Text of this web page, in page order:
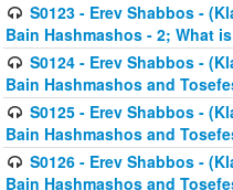
S0123 - Erev Shabbos -
Bain Hashmashos - 2; What
S0124 - Erev Shabbos -
Bain Hashmashos and
S0125 - Erev Shabbos -
Bain Hashmashos and
S0126 - Erev Shabbos -
Bain Hashmashos and